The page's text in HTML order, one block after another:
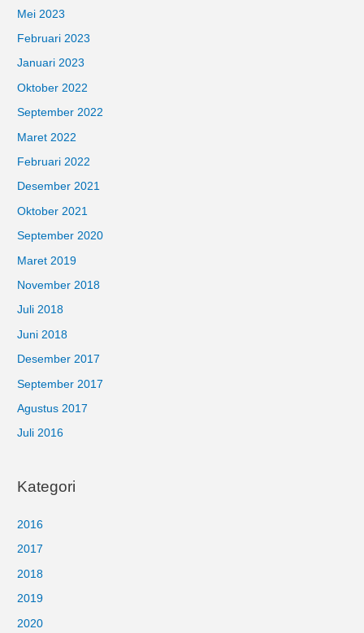
Mei 2023
Februari 2023
Januari 2023
Oktober 2022
September 2022
Maret 2022
Februari 2022
Desember 2021
Oktober 2021
September 2020
Maret 2019
November 2018
Juli 2018
Juni 2018
Desember 2017
September 2017
Agustus 2017
Juli 2016
Kategori
2016
2017
2018
2019
2020